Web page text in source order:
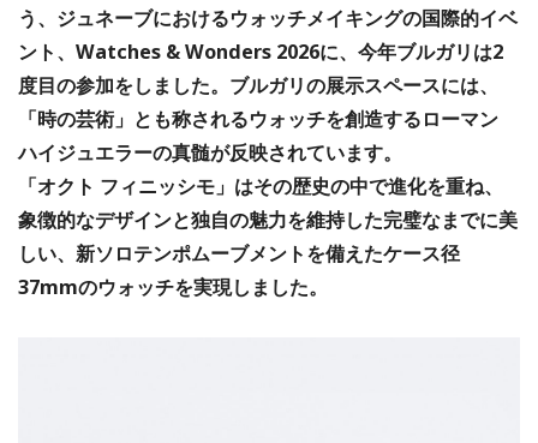
う、ジュネーブにおけるウォッチメイキングの国際的イベ
ント、Watches & Wonders 2026に、今年ブルガリは2
度目の参加をしました。ブルガリの展示スペースには、
「時の芸術」とも称されるウォッチを創造するローマン
ハイジュエラーの真髄が反映されています。
「オクト フィニッシモ」はその歴史の中で進化を重ね、
象徴的なデザインと独自の魅力を維持した完璧なまでに美
しい、新ソロテンポムーブメントを備えたケース径
37mmのウォッチを実現しました。